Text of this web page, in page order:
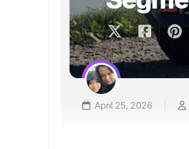
April 25, 2026